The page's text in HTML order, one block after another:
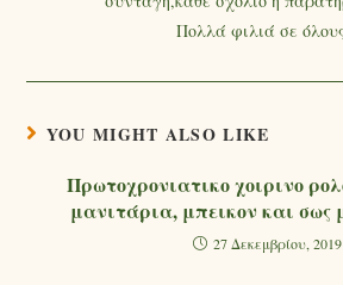
Πολλά φιλιά σε
YOU MIGHT ALSO LIKE
Πρωτοχρονιατικο χοιρινο
μανιτάρια, μπεικον και σως
27 Δεκεμβρίου, 2019